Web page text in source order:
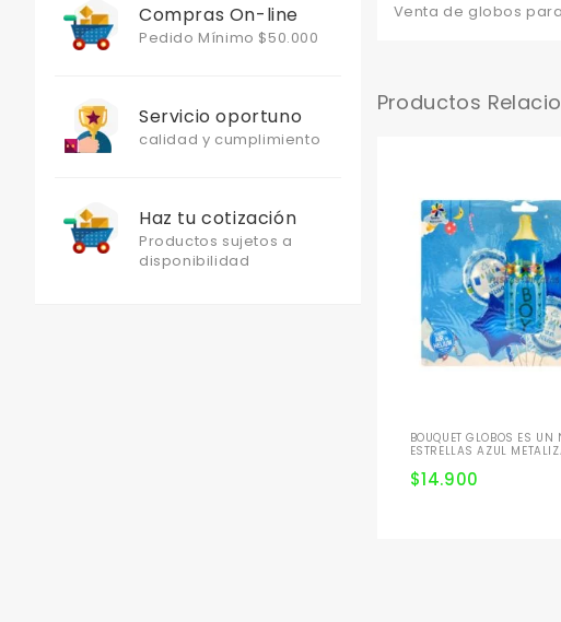
Venta de globos
Productos
BOUQUET GLOBOS ES UN
ESTRELLAS AZUL
$14.900
Compras On-line
Pedido Mínimo $50.000
Servicio oportuno
calidad y cumplimiento
Haz tu cotización
Productos sujetos a
disponibilidad